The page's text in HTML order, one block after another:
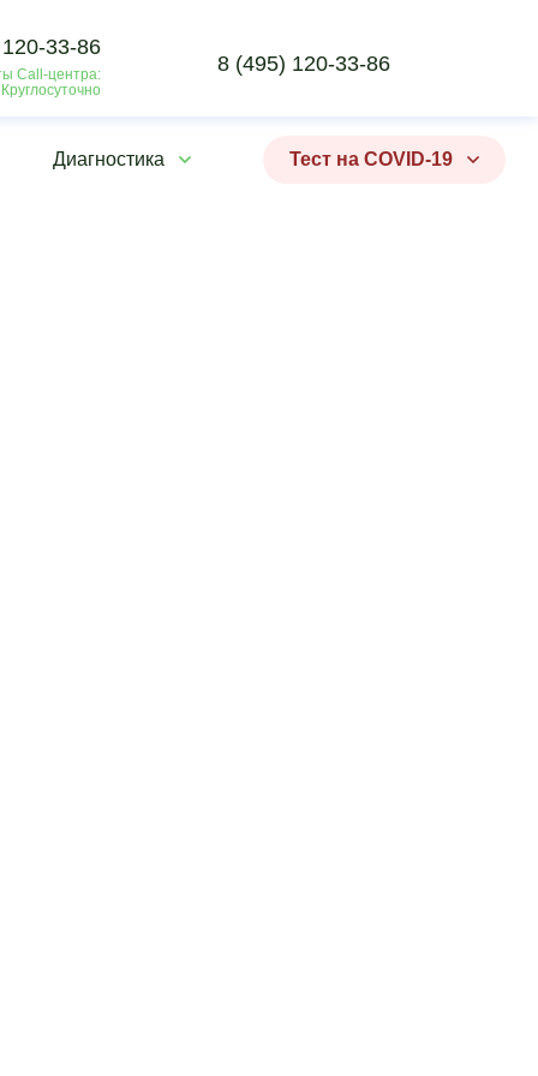
33-86
Call-центра:
8 (495) 120-33-86
Диагностика Тест на COVID-19